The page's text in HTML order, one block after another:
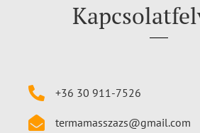
+36 30 911-7526
termamasszazs@gmail.com